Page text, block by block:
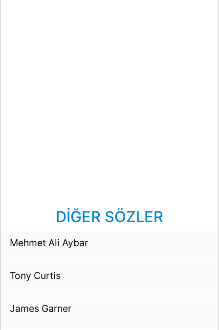
DİĞER SÖZLER
Mehmet Ali Aybar
Tony Curtis
James Garner